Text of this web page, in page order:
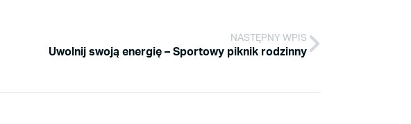
NASTĘPNY WPIS
Uwolnij swoją energię – Sportowy piknik rodzinny